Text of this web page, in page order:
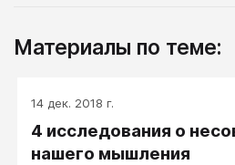
Материалы по теме:
14 дек. 2018 г.
4 исследования о
нашего мышления